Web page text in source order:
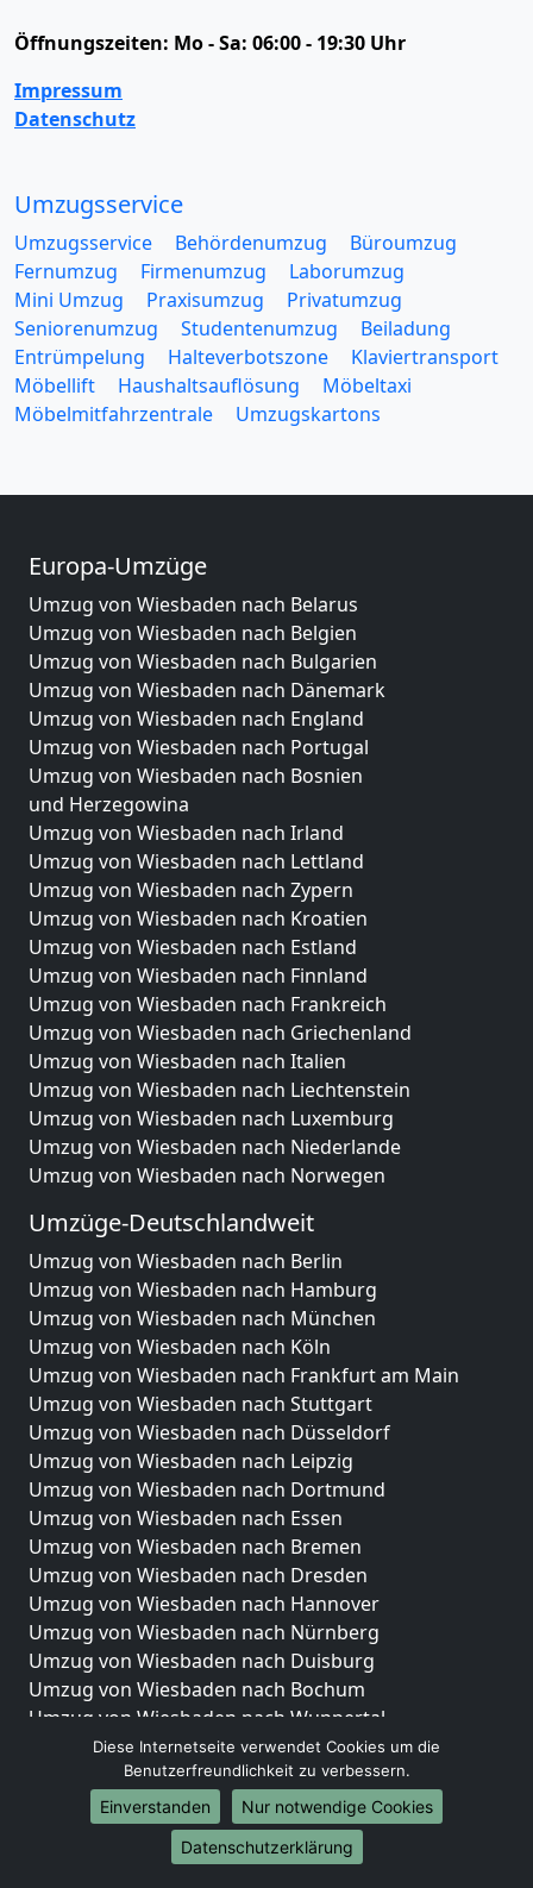
Öffnungszeiten: Mo - Sa: 06:00 - 19:30 Uhr
Impressum
Datenschutz
Umzugsservice
Umzugsservice Behördenumzug
Büroumzug
Fernumzug
Firmenumzug
Laborumzug
Mini Umzug
Praxisumzug
Privatumzug
Seniorenumzug
Studentenumzug
Beiladung
Entrümpelung
Halteverbotszone
Klaviertransport
Möbellift
Haushaltsauflösung
Möbeltaxi
Möbelmitfahrzentrale
Umzugskartons
Europa-Umzüge
Umzug von Wiesbaden nach Belarus
Umzug von Wiesbaden nach Belgien
Umzug von Wiesbaden nach Bulgarien
Umzug von Wiesbaden nach Dänemark
Umzug von Wiesbaden nach England
Umzug von Wiesbaden nach Portugal
Umzug von Wiesbaden nach Bosnien
und Herzegowina
Umzug von Wiesbaden nach Irland
Umzug von Wiesbaden nach Lettland
Umzug von Wiesbaden nach Zypern
Umzug von Wiesbaden nach Kroatien
Umzug von Wiesbaden nach Estland
Umzug von Wiesbaden nach Finnland
Umzug von Wiesbaden nach Frankreich
Umzug von Wiesbaden nach Griechenland
Umzug von Wiesbaden nach Italien
Umzug von Wiesbaden nach Liechtenstein
Umzug von Wiesbaden nach Luxemburg
Umzug von Wiesbaden nach Niederlande
Umzug von Wiesbaden nach Norwegen
Umzüge-Deutschlandweit
Umzug von Wiesbaden nach Berlin
Umzug von Wiesbaden nach Hamburg
Umzug von Wiesbaden nach München
Umzug von Wiesbaden nach Köln
Umzug von Wiesbaden nach Frankfurt am Main
Umzug von Wiesbaden nach Stuttgart
Umzug von Wiesbaden nach Düsseldorf
Umzug von Wiesbaden nach Leipzig
Umzug von Wiesbaden nach Dortmund
Umzug von Wiesbaden nach Essen
Umzug von Wiesbaden nach Bremen
Umzug von Wiesbaden nach Dresden
Umzug von Wiesbaden nach Hannover
Umzug von Wiesbaden nach Nürnberg
Umzug von Wiesbaden nach Duisburg
Umzug von Wiesbaden nach Bochum
Umzug von Wiesbaden nach Wuppertal
Umzug von Wiesbaden nach Bielefeld
Umzug von Wiesbaden nach Bonn
Umzug von Wiesbaden nach Münster
Internationale-Umzüge
Diese Internetseite verwendet Cookies um die
Benutzerfreundlichkeit zu verbessern.
Einverstanden
Nur notwendige Cookies
Datenschutzerklärung